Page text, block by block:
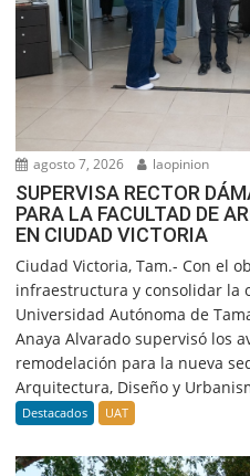
agosto 7, 2026 laopinion
SUPERVISA RECTOR
PARA LA FACULTAD DE
EN CIUDAD VICTORIA
Ciudad Victoria, Tam.- Con el
infraestructura y consolidar la
Universidad Autónoma de
Anaya Alvarado supervisó los
remodelación para la nueva
Arquitectura, Diseño y
Destacados UAT